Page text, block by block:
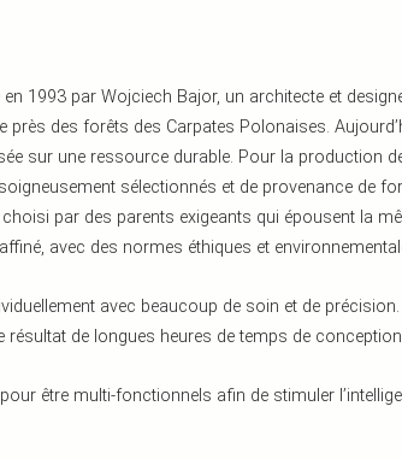
1993 par Wojciech Bajor, un architecte et
près des forêts des Carpates Polonaises.
sur une ressource durable. Pour la production
sélectionnés et de provenance de
par des parents exigeants qui épousent la
avec des normes éthiques et
avec beaucoup de soin et de
résultat de longues heures de temps de
être multi-fonctionnels afin de stimuler